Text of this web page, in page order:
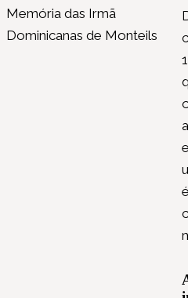
Memória das Irmã
Dominicanas de Monteils